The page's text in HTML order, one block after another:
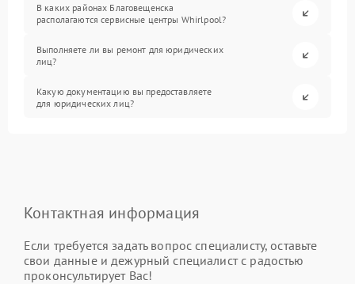
В каких районах Благовещенска
располагаются сервисные центры Whirlpool?
Выполняете ли вы ремонт для юридических
лиц?
Какую документацию вы предоставляете
для юридических лиц?
Контактная информация
Если требуется задать вопрос специалисту, оставьте
свои данные и дежурный специалист с радостью
проконсультирует Вас!